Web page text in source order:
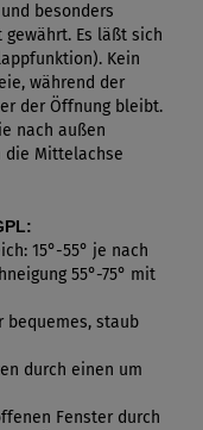
besonders
Es läßt sich
Kein
während der
der Öffnung bleibt.
nach außen
die Mittelachse
15°-55° je nach
55°-75° mit
bequemes, staub
durch einen um
Fenster durch